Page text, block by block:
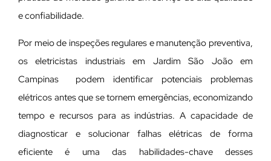
e confiabilidade.
Por meio de inspeções regulares e manutenção preventiva,
os eletricistas industriais em Jardim São João em
Campinas podem identificar potenciais problemas
elétricos antes que se tornem emergências, economizando
tempo e recursos para as indústrias. A capacidade de
diagnosticar e solucionar falhas elétricas de forma
eficiente é uma das habilidades-chave desses